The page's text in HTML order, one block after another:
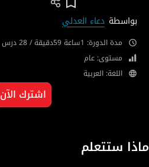
بواسطة دعاء العدلي
مدة الدورة: 1ساعة 59دقيقة / 28 درس
مستوى: عام
اللغة: العربية
اشترك الآن
ماذا ستتعلم